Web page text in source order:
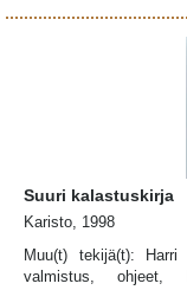
Suuri kalastuskirja
Karisto, 1998
Muu(t) tekijä(t):
valmistus, ohjeet,